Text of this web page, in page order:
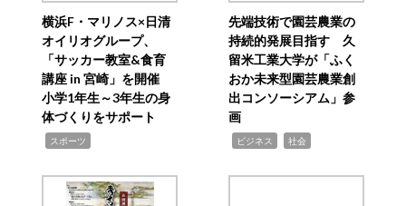
横浜F・マリノス×日清
オイリオグループ、
「サッカー教室&食育
講座 in 宮崎」を開催
小学1年生～3年生の身
体づくりをサポート
スポーツ
先端技術で園芸農業の
持続的発展目指す 久
留米工業大学が「ふく
おか未来型園芸農業創
出コンソーシアム」参
画
ビジネス 社会